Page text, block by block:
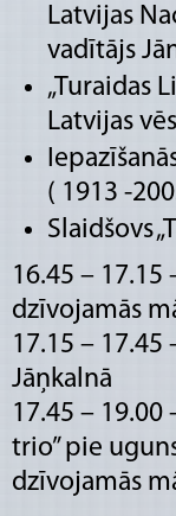
Latvijas
vadītājs
„Turaidas
Latvijas
( 1913 -
Slaidšovs
16.45 –
dzīvojamās
17.15 –
Jāņkalnā
17.45 –
trio” pie
dzīvojamās